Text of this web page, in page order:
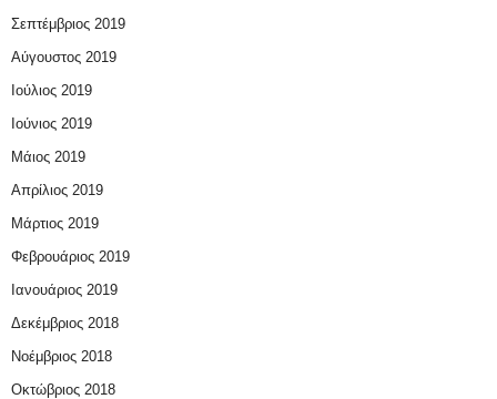
Σεπτέμβριος 2019
Αύγουστος 2019
Ιούλιος 2019
Ιούνιος 2019
Μάιος 2019
Απρίλιος 2019
Μάρτιος 2019
Φεβρουάριος 2019
Ιανουάριος 2019
Δεκέμβριος 2018
Νοέμβριος 2018
Οκτώβριος 2018